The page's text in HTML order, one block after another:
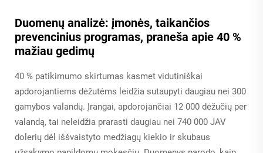
Duomenų analizė: įmonės, taikančios
prevencinius programas, praneša apie 40 %
mažiau gedimų
40 % patikimumo skirtumas kasmet vidutiniškai
apdorojantiems dėžutėms leidžia sutaupyti daugiau nei 300
gamybos valandų. Įrangai, apdorojančiai 12 000 dėžučių per
valandą, tai neleidžia prarasti daugiau nei 740 000 JAV
dolerių dėl iššvaistyto medžiagų kiekio ir skubaus